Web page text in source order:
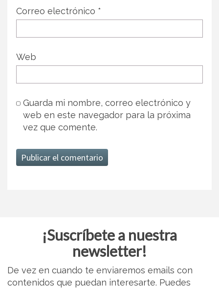
Correo electrónico *
Web
Guarda mi nombre, correo electrónico y
web en este navegador para la próxima
vez que comente.
¡Suscríbete a nuestra
newsletter!
De vez en cuando te enviaremos emails con
contenidos que puedan interesarte. Puedes